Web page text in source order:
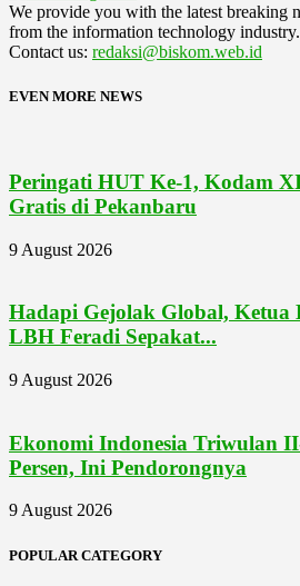
We provide you with the latest breaking
from the information technology industry.
Contact us: redaksi@biskom.web.id
EVEN MORE NEWS
Peringati HUT Ke-1, Kodam
Gratis di Pekanbaru
9 August 2026
Hadapi Gejolak Global, Ketua
LBH Feradi Sepakat...
9 August 2026
Ekonomi Indonesia Triwulan
Persen, Ini Pendorongnya
9 August 2026
POPULAR CATEGORY